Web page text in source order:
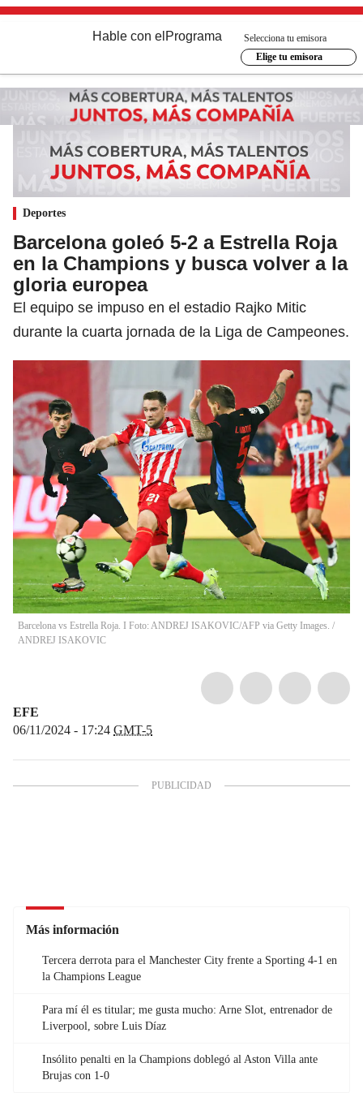
Hable con el Programa
Selecciona tu emisora
Elige tu emisora
Deportes
Barcelona goleó 5-2 a Estrella Roja
en la Champions y busca volver a la
gloria europea
El equipo se impuso en el estadio Rajko Mitic
durante la cuarta jornada de la Liga de Campeones.
Barcelona vs Estrella Roja. I Foto: ANDREJ ISAKOVIC/AFP via Getty Images. /
ANDREJ ISAKOVIC
EFE
06/11/2024 - 17:24 GMT-5
Más información
Tercera derrota para el Manchester City frente a Sporting 4-1 en
la Champions League
Para mí él es titular; me gusta mucho: Arne Slot, entrenador de
Liverpool, sobre Luis Díaz
Insólito penalti en la Champions doblegó al Aston Villa ante
Brujas con 1-0